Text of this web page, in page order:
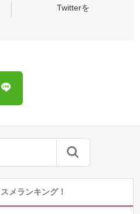
メランキング！